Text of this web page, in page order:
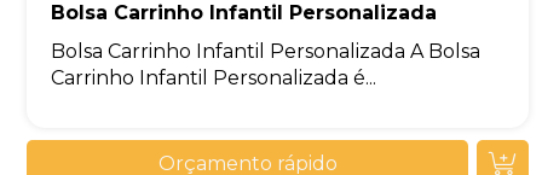
Bolsa Carrinho Infantil Personalizada
Bolsa Carrinho Infantil Personalizada A Bolsa
Carrinho Infantil Personalizada é...
Orçamento rápido